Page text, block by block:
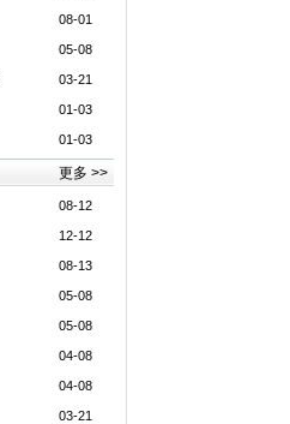
08-01
05-08
03-21
01-03
01-03
更多 >>
08-12
12-12
08-13
05-08
05-08
04-08
04-08
03-21